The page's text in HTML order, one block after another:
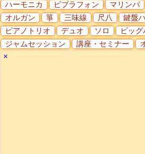
ハーモニカ
ビブラフォン マリンバ
オルガン
箏 三味線 尺八
鍵盤
ピアノトリオ
デュオ ソロ
ビッグ
ジャムセッション
講座・セミナー
✕